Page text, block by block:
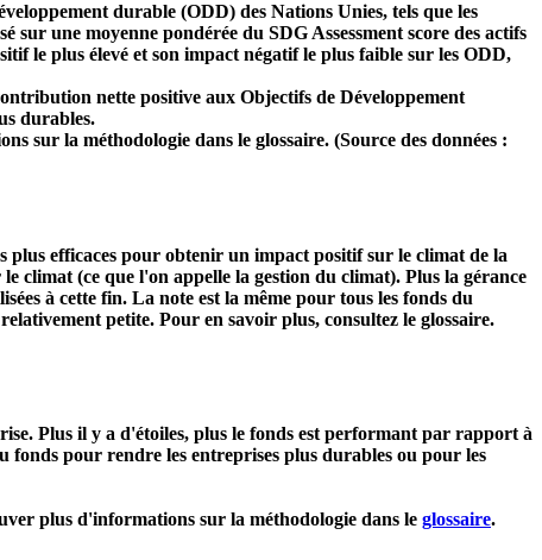
durable (ODD) des Nations Unies, tels que les
sur une moyenne pondérée du SDG Assessment score des actifs
le plus élevé et son impact négatif le plus faible sur les ODD,
nette positive aux Objectifs de Développement
durables.
sur la méthodologie dans le glossaire. (Source des données :
plus efficaces pour obtenir un impact positif sur le climat de la
climat (ce que l'on appelle la gestion du climat). Plus la gérance
à cette fin. La note est la même pour tous les fonds du
petite. Pour en savoir plus, consultez le glossaire.
Plus il y a d'étoiles, plus le fonds est performant par rapport à
fonds pour rendre les entreprises plus durables ou pour les
plus d'informations sur la méthodologie dans le glossaire.